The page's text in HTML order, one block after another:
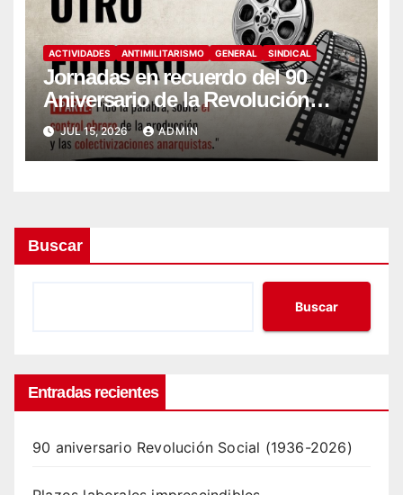
ACTIVIDADES ANTIMILITARISMO GENERAL SINDICAL
Jornadas en recuerdo del 90
Aniversario de la Revolución
Social (1936-2026)
JUL 15, 2026 ADMIN
Buscar
Buscar
Entradas recientes
90 aniversario Revolución Social (1936-2026)